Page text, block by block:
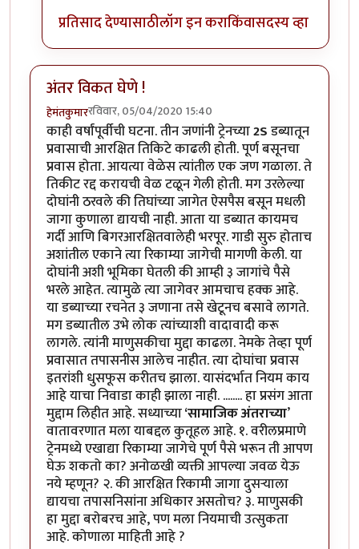
प्रतिसाद देण्यासाठीलॉग इन कराकिंवासदस्य व्हा
अंतर विकत घेणे !
हेमंतकुमाररविवार, 05/04/2020 15:40
काही वर्षांपूर्वीची घटना. तीन जणांनी ट्रेनच्या2Sडब्यातून
प्रवासाची आरक्षित तिकिटे काढली होती. पूर्ण बसूनचा
प्रवास होता. आयत्या वेळेस त्यांतील एक जण गळाला. ते
तिकीट रद्द करायची वेळ टळून गेली होती. मग उरलेल्या
दोघांनी ठरवले की तिघांच्या जागेत ऐसपैस बसून मधली
जागा कुणाला द्यायची नाही. आता या डब्यात कायमच
गर्दी आणि बिगरआरक्षितवालेही भरपूर. गाडी सुरु होताच
अशांतील एकाने त्या रिकाम्या जागेची मागणी केली. या
दोघांनी अशी भूमिका घेतली की आम्ही ३ जागांचे पैसे
भरले आहेत. त्यामुळे त्या जागेवर आमचाच हक्क आहे.
या डब्याच्या रचनेत ३ जणाना तसे खेटूनच बसावे लागते.
मग डब्यातील उभे लोक त्यांच्याशी वादावादी करू
लागले. त्यांनी माणुसकीचा मुद्दा काढला. नेमके तेव्हा पूर्ण
प्रवासात तपासनीस आलेच नाहीत. त्या दोघांचा प्रवास
इतरांशी धुसफूस करीतच झाला. यासंदर्भात नियम काय
आहे याचा निवाडा काही झाला नाही. ........ हा प्रसंग आता
मुद्दाम लिहीत आहे. सध्याच्या‘सामाजिक अंतराच्या’
वातावरणात मला याबद्दल कुतूहल आहे. १. वरीलप्रमाणे
ट्रेनमध्ये एखाद्या रिकाम्या जागेचे पूर्ण पैसे भरून ती आपण
घेऊ शकतो का? अनोळखी व्यक्ती आपल्या जवळ येऊ
नये म्हणून? २. की आरक्षित रिकामी जागा दुसऱ्याला
द्यायचा तपासनिसांना अधिकार असतोच? ३. माणुसकी
हा मुद्दा बरोबरच आहे, पण मला नियमाची उत्सुकता
आहे. कोणाला माहिती आहे ?